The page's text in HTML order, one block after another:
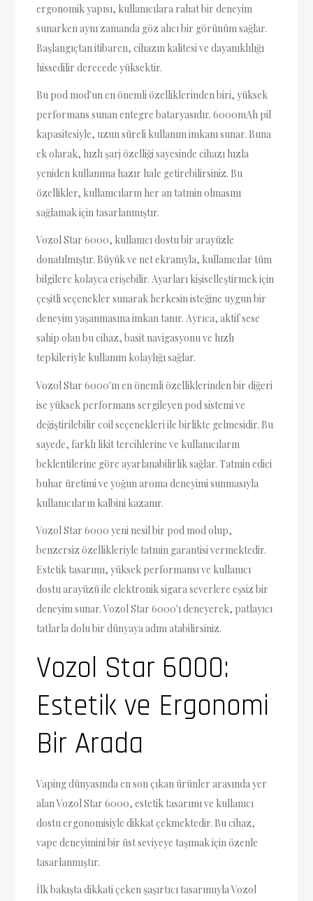
ergonomik yapısı, kullanıcılara rahat bir deneyim
sunarken aynı zamanda göz alıcı bir görünüm sağlar.
Başlangıçtan itibaren, cihazın kalitesi ve dayanıklılığı
hissedilir derecede yüksektir.
Bu pod mod'un en önemli özelliklerinden biri, yüksek
performans sunan entegre bataryasıdır. 6000mAh pil
kapasitesiyle, uzun süreli kullanım imkanı sunar. Buna
ek olarak, hızlı şarj özelliği sayesinde cihazı hızla
yeniden kullanıma hazır hale getirebilirsiniz. Bu
özellikler, kullanıcıların her an tatmin olmasını
sağlamak için tasarlanmıştır.
Vozol Star 6000, kullanıcı dostu bir arayüzle
donatılmıştır. Büyük ve net ekranıyla, kullanıcılar tüm
bilgilere kolayca erişebilir. Ayarları kişiselleştirmek için
çeşitli seçenekler sunarak herkesin isteğine uygun bir
deneyim yaşanmasına imkan tanır. Ayrıca, aktif sese
sahip olan bu cihaz, basit navigasyonu ve hızlı
tepkileriyle kullanım kolaylığı sağlar.
Vozol Star 6000'ın en önemli özelliklerinden bir diğeri
ise yüksek performans sergileyen pod sistemi ve
değiştirilebilir coil seçenekleri ile birlikte gelmesidir. Bu
sayede, farklı likit tercihlerine ve kullanıcıların
beklentilerine göre ayarlanabilirlik sağlar. Tatmin edici
buhar üretimi ve yoğun aroma deneyimi sunmasıyla
kullanıcıların kalbini kazanır.
Vozol Star 6000 yeni nesil bir pod mod olup,
benzersiz özellikleriyle tatmin garantisi vermektedir.
Estetik tasarımı, yüksek performansı ve kullanıcı
dostu arayüzü ile elektronik sigara severlere eşsiz bir
deneyim sunar. Vozol Star 6000'ı deneyerek, patlayıcı
tatlarla dolu bir dünyaya adım atabilirsiniz.
Vozol Star 6000:
Estetik ve Ergonomi
Bir Arada
Vaping dünyasında en son çıkan ürünler arasında yer
alan Vozol Star 6000, estetik tasarımı ve kullanıcı
dostu ergonomisiyle dikkat çekmektedir. Bu cihaz,
vape deneyimini bir üst seviyeye taşımak için özenle
tasarlanmıştır.
İlk bakışta dikkati çeken şaşırtıcı tasarımıyla Vozol